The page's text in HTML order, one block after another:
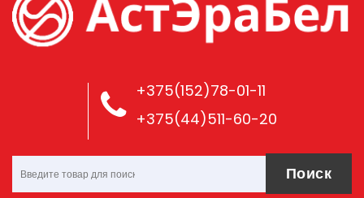
+375(152)78-01-11
+375(44)511-60-20
Поиск